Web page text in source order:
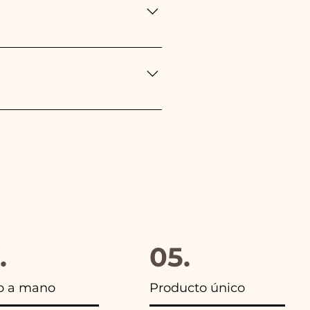
durante el transporte
además en todos los
a mano
05.
Producto único